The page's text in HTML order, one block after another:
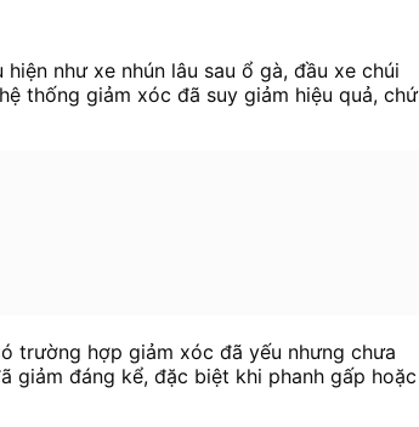
như xe nhún lâu sau ổ gà, đầu xe chúi
thống giảm xóc đã suy giảm hiệu quả, chứ
trường hợp giảm xóc đã yếu nhưng chưa
giảm đáng kể, đặc biệt khi phanh gấp hoặc